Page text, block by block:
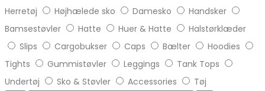
Herretøj
Højhælede sko Damesko
Handsker
Bamsestøvler
Hatte Huer & Hatte
Halstørklæder
Slips
Cargobukser Caps Bælter
Hoodies
Tights
Gummistøvler Leggings
Tank Tops
Undertøj
Sko & Støvler Accessories Tøj